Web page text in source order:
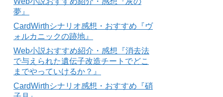
夢』
CardWirthシナリオ感想・おすすめ『ヴ
ォルカニックの跡地』
Web小説おすすめ紹介・感想『消去法
で与えられた遺伝子改造チートでどこ
までやっていけるか？』
CardWirthシナリオ感想・おすすめ『硝